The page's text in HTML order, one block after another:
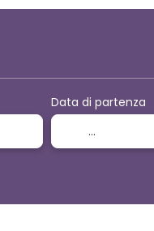
Data di partenza